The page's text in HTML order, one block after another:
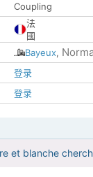
Coupling
法
國
Bayeux,
登录
登录
et blanche